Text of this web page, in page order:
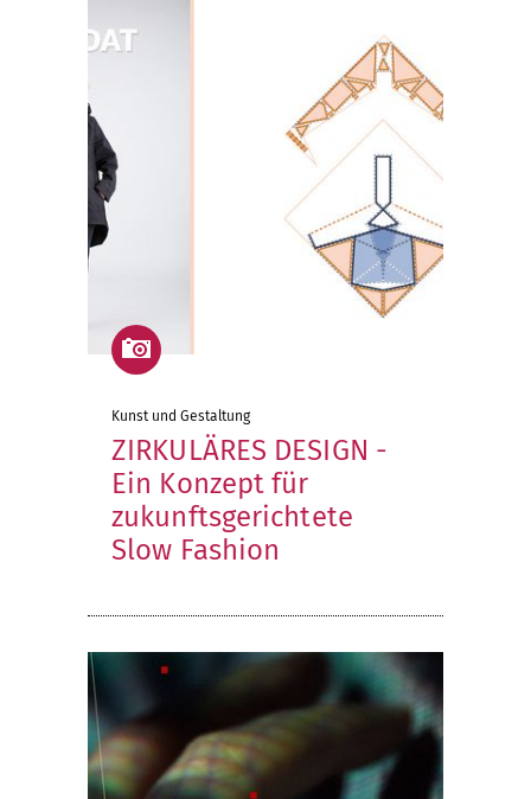
ZIRKULÄRES DESIGN -
Ein Konzept für
zukunftsgerichtete
Slow Fashion
Kunst und Gestaltung